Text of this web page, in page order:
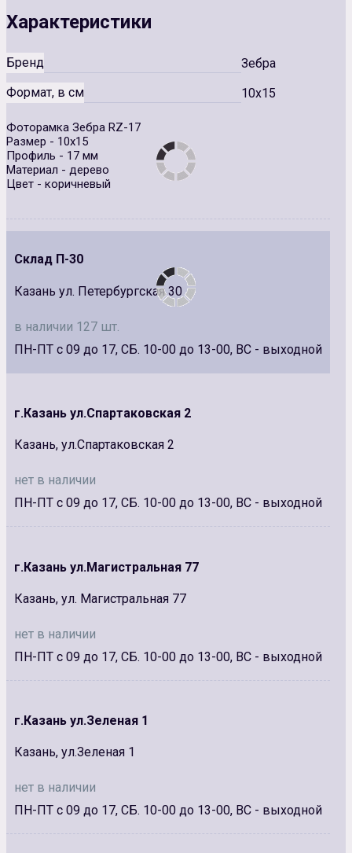
Характеристики
Бренд
Зебра
Формат, в см
10x15
Фоторамка Зебра RZ-17
Размер - 10х15
Профиль - 17 мм
Материал - дерево
Цвет - коричневый
Склад П-30
Казань ул. Петербургская 30
в наличии 127 шт.
ПН-ПТ с 09 до 17, СБ. 10-00 до 13-00, ВС - выходной
г.Казань ул.Спартаковская 2
Казань, ул.Спартаковская 2
нет в наличии
ПН-ПТ с 09 до 17, СБ. 10-00 до 13-00, ВС - выходной
г.Казань ул.Магистральная 77
Казань, ул. Магистральная 77
нет в наличии
ПН-ПТ с 09 до 17, СБ. 10-00 до 13-00, ВС - выходной
г.Казань ул.Зеленая 1
Казань, ул.Зеленая 1
нет в наличии
ПН-ПТ с 09 до 17, СБ. 10-00 до 13-00, ВС - выходной